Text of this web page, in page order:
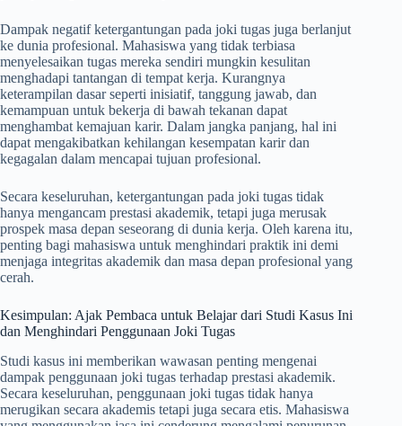
Dampak negatif ketergantungan pada joki tugas juga berlanjut
ke dunia profesional. Mahasiswa yang tidak terbiasa
menyelesaikan tugas mereka sendiri mungkin kesulitan
menghadapi tantangan di tempat kerja. Kurangnya
keterampilan dasar seperti inisiatif, tanggung jawab, dan
kemampuan untuk bekerja di bawah tekanan dapat
menghambat kemajuan karir. Dalam jangka panjang, hal ini
dapat mengakibatkan kehilangan kesempatan karir dan
kegagalan dalam mencapai tujuan profesional.
Secara keseluruhan, ketergantungan pada joki tugas tidak
hanya mengancam prestasi akademik, tetapi juga merusak
prospek masa depan seseorang di dunia kerja. Oleh karena itu,
penting bagi mahasiswa untuk menghindari praktik ini demi
menjaga integritas akademik dan masa depan profesional yang
cerah.
Kesimpulan: Ajak Pembaca untuk Belajar dari Studi Kasus Ini
dan Menghindari Penggunaan Joki Tugas
Studi kasus ini memberikan wawasan penting mengenai
dampak penggunaan joki tugas terhadap prestasi akademik.
Secara keseluruhan, penggunaan joki tugas tidak hanya
merugikan secara akademis tetapi juga secara etis. Mahasiswa